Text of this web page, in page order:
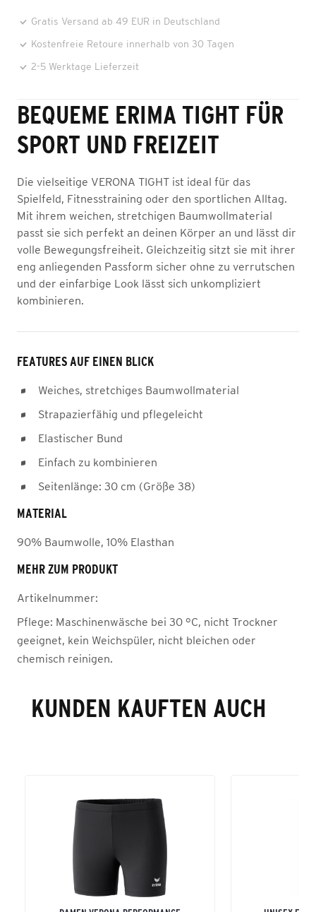
Gratis Versand ab 49 EUR in Deutschland
Kostenfreie Retoure innerhalb von 30 Tagen
2-5 Werktage Lieferzeit
BEQUEME ERIMA TIGHT FÜR
SPORT UND FREIZEIT
Die vielseitige VERONA TIGHT ist ideal für das
Spielfeld, Fitnesstraining oder den sportlichen Alltag.
Mit ihrem weichen, stretchigen Baumwollmaterial
passt sie sich perfekt an deinen Körper an und lässt dir
volle Bewegungsfreiheit. Gleichzeitig sitzt sie mit ihrer
eng anliegenden Passform sicher ohne zu verrutschen
und der einfarbige Look lässt sich unkompliziert
kombinieren.
FEATURES AUF EINEN BLICK
Weiches, stretchiges Baumwollmaterial
Strapazierfähig und pflegeleicht
Elastischer Bund
Einfach zu kombinieren
Seitenlänge: 30 cm (Größe 38)
MATERIAL
90% Baumwolle, 10% Elasthan
MEHR ZUM PRODUKT
Artikelnummer:
Pflege: Maschinenwäsche bei 30 °C, nicht Trockner
geeignet, kein Weichspüler, nicht bleichen oder
chemisch reinigen.
KUNDEN KAUFTEN AUCH